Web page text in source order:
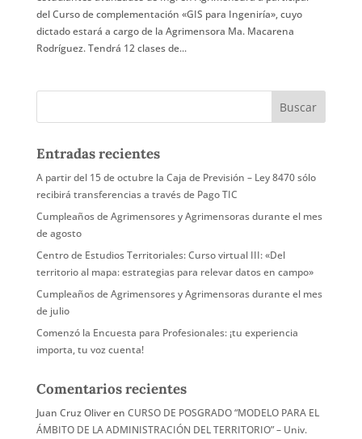
del Curso de complementación «GIS para Ingeniría», cuyo
dictado estará a cargo de la Agrimensora Ma. Macarena
Rodríguez. Tendrá 12 clases de...
Entradas recientes
A partir del 15 de octubre la Caja de Previsión – Ley 8470 sólo
recibirá transferencias a través de Pago TIC
Cumpleaños de Agrimensores y Agrimensoras durante el mes
de agosto
Centro de Estudios Territoriales: Curso virtual III: «Del
territorio al mapa: estrategias para relevar datos en campo»
Cumpleaños de Agrimensores y Agrimensoras durante el mes
de julio
Comenzó la Encuesta para Profesionales: ¡tu experiencia
importa, tu voz cuenta!
Comentarios recientes
Juan Cruz Oliveren CURSO DE POSGRADO “MODELO PARA EL
ÁMBITO DE LA ADMINISTRACIÓN DEL TERRITORIO” – Univ.